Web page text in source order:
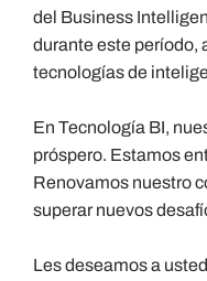
del Business
durante este período,
tecnologías de
En Tecnología BI,
próspero. Estamos
Renovamos nuestro
superar nuevos
Les deseamos a